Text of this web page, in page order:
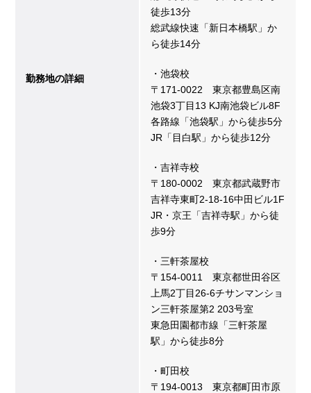
勤務地の詳細
徒歩13分
総武線快速「新日本橋駅」か
ら徒歩14分
・池袋校
〒171-0022 東京都豊島区南
池袋3丁目13 KJ南池袋ビル8F
各路線「池袋駅」から徒歩5分
JR「目白駅」から徒歩12分
・吉祥寺校
〒180-0002 東京都武蔵野市
吉祥寺東町2-18-16中田ビル1F
JR・京王「吉祥寺駅」から徒
歩9分
・三軒茶屋校
〒154-0011 東京都世田谷区
上馬2丁目26-6チサンマンショ
ン三軒茶屋第2 203号室
東急田園都市線「三軒茶屋
駅」から徒歩8分
・町田校
〒194-0013 東京都町田市原